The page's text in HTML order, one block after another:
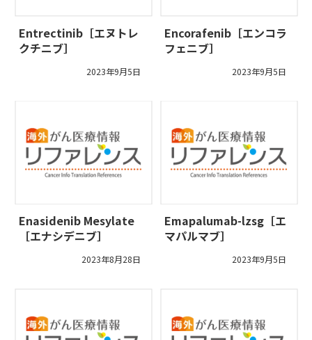
Entrectinib［エヌトレ
クチニブ］
2023年9月5日
Encorafenib［エンコラ
フェニブ］
2023年9月5日
Enasidenib Mesylate
［エナシデニブ］
2023年8月28日
Emapalumab-lzsg［エ
マパルマブ］
2023年9月5日